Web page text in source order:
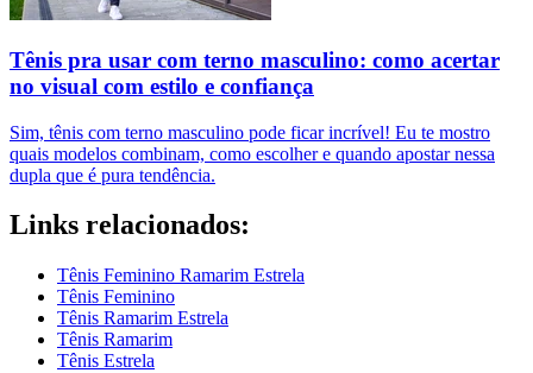
Tênis pra usar com terno masculino: como acertar
no visual com estilo e confiança
Sim, tênis com terno masculino pode ficar incrível! Eu te mostro
quais modelos combinam, como escolher e quando apostar nessa
dupla que é pura tendência.
Links relacionados:
Tênis Feminino Ramarim Estrela
Tênis Feminino
Tênis Ramarim Estrela
Tênis Ramarim
Tênis Estrela